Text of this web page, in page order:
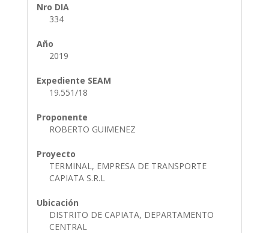
Nro DIA
334
Año
2019
Expediente SEAM
19.551/18
Proponente
ROBERTO GUIMENEZ
Proyecto
TERMINAL, EMPRESA DE TRANSPORTE
CAPIATA S.R.L
Ubicación
DISTRITO DE CAPIATA, DEPARTAMENTO
CENTRAL